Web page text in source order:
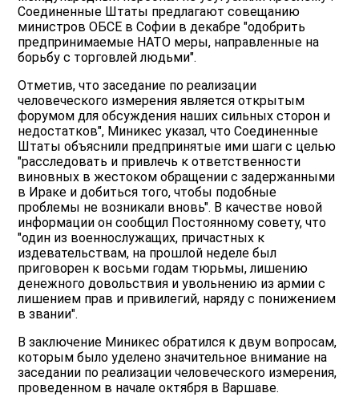
Соединенные Штаты предлагают совещанию
министров ОБСЕ в Софии в декабре "одобрить
предпринимаемые НАТО меры, направленные на
борьбу с торговлей людьми".
Отметив, что заседание по реализации
человеческого измерения является открытым
форумом для обсуждения наших сильных сторон и
недостатков", Миникес указал, что Соединенные
Штаты объяснили предпринятые ими шаги с целью
"расследовать и привлечь к ответственности
виновных в жестоком обращении с задержанными
в Ираке и добиться того, чтобы подобные
проблемы не возникали вновь". В качестве новой
информации он сообщил Постоянному совету, что
"один из военнослужащих, причастных к
издевательствам, на прошлой неделе был
приговорен к восьми годам тюрьмы, лишению
денежного довольствия и увольнению из армии с
лишением прав и привилегий, наряду с понижением
в звании".
В заключение Миникес обратился к двум вопросам,
которым было уделено значительное внимание на
заседании по реализации человеческого измерения,
проведенном в начале октября в Варшаве.